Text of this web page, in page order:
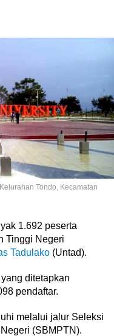
Tondo, Kecamatan
1.692 peserta
Tinggi Negeri
Tadulako (Untad).
ditetapkan
pendaftar.
melalui jalur Seleksi
(SBMPTN).